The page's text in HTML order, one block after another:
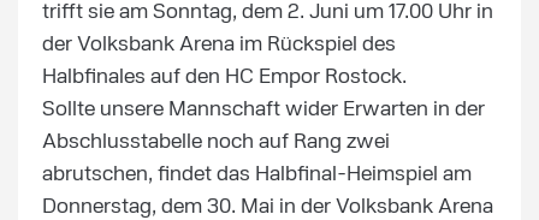
trifft sie am Sonntag, dem 2. Juni um 17.00 Uhr in
der Volksbank Arena im Rückspiel des
Halbfinales auf den HC Empor Rostock.
Sollte unsere Mannschaft wider Erwarten in der
Abschlusstabelle noch auf Rang zwei
abrutschen, findet das Halbfinal-Heimspiel am
Donnerstag, dem 30. Mai in der Volksbank Arena